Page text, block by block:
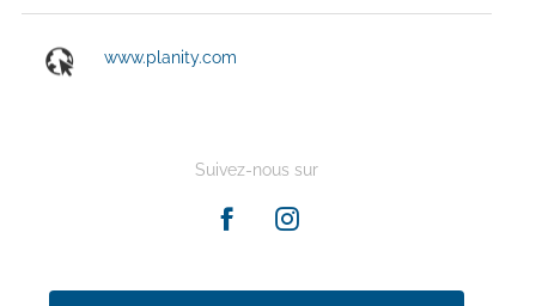
www.planity.com
Suivez-nous sur